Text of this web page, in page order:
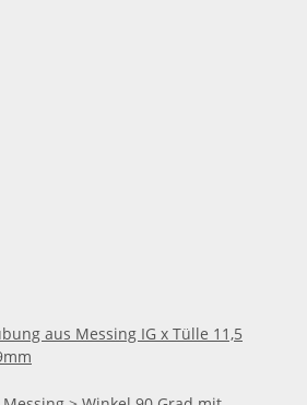
aus Messing IG x Tülle 11,5